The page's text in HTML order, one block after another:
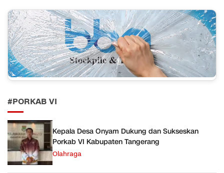
#PORKAB VI
Kepala Desa Onyam Dukung dan Sukseskan
Porkab VI Kabupaten Tangerang
Olahraga